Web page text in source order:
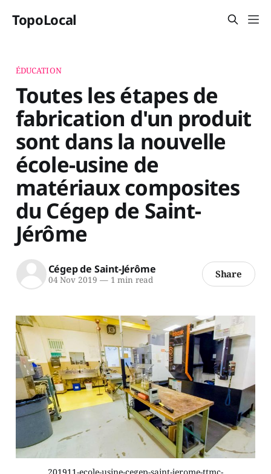
TopoLocal
ÉDUCATION
Toutes les étapes de
fabrication d'un produit
sont dans la nouvelle
école-usine de
matériaux composites
du Cégep de Saint-
Jérôme
Cégep de Saint-Jérôme
04 Nov 2019 —1 min read Share